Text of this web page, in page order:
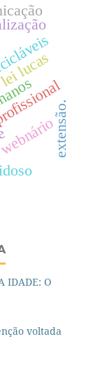
lucas
extensão.
IDADE: O
voltada